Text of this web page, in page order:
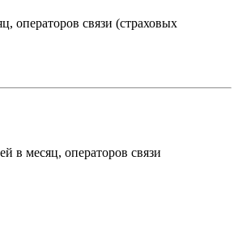
операторов связи (страховых
в месяц, операторов связи